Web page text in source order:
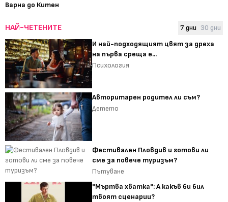
Варна до Китен
НАЙ-ЧЕТЕНИТЕ 7 дни 30 дни
И най-подходящият цвят за дреха
на първа среща е...
Психология
Авторитарен родител ли съм?
Детето
Фестивален Пловдив и готови ли
сме за повече туризъм?
Пътуване
"Мъртва хватка": А какъв би бил
твоят сценарии?